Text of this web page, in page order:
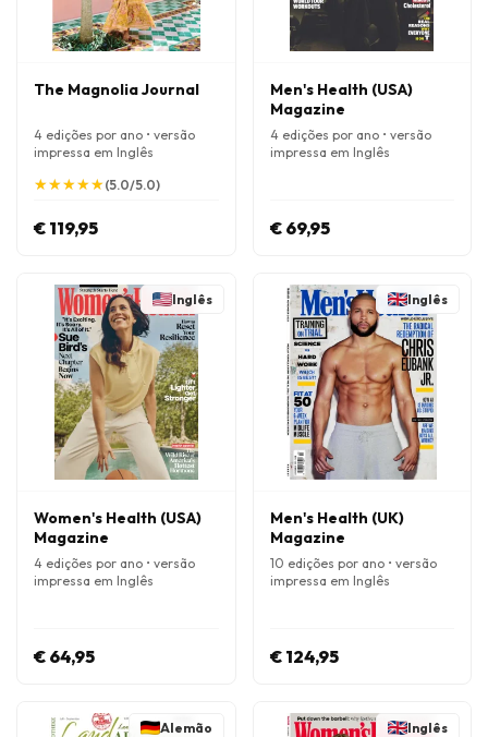
The Magnolia Journal
4 edições por ano • versão
impressa em Inglês
★
★★
★★
★★
★★
★(5.0/5.0)
€ 119,95
Men's Health (USA)
Magazine
4 edições por ano • versão
impressa em Inglês
€ 69,95
Inglês
Women's Health (USA)
Magazine
4 edições por ano • versão
impressa em Inglês
€ 64,95
Inglês
Men's Health (UK)
Magazine
10 edições por ano • versão
impressa em Inglês
€ 124,95
Alemão Inglês